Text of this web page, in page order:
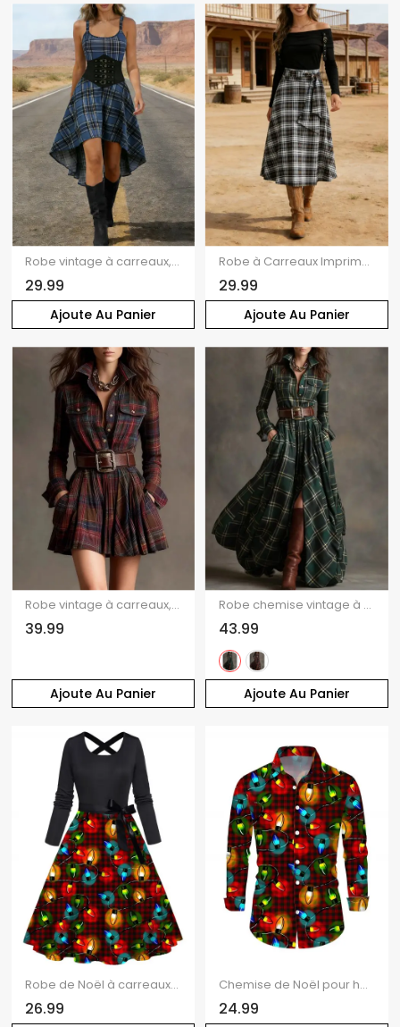
Ajoute Au Panier
Robe vintage à carreaux, imprimé écossais, taille haute, mi-longue, avec œillets
29.99
Ajoute Au Panier
Robe à Carreaux Imprimé Nouée à Epaule Dénudée
29.99
Ajoute Au Panier
Robe vintage à carreaux, boutonnée sur le devant, poche, manches longues, ceinture
39.99
Ajoute Au Panier
Robe chemise vintage à carreaux, poche avant, ceinture fendue
43.99
Robe de Noël à carreaux imprimé chaînes éclair et ceinture croisée
26.99
Chemise de Noël pour homme à carreaux avec imprimé chaînes d'éclairs, manches longues
24.99